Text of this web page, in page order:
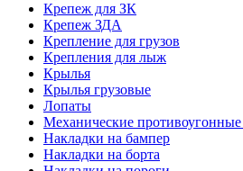
Крепеж для ЗК
Крепеж ЗДА
Крепление для грузов
Крепления для лыж
Крылья
Крылья грузовые
Лопаты
Механические противоугонные
Накладки на бампер
Накладки на борта